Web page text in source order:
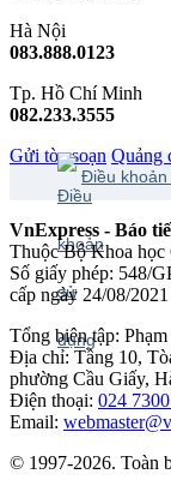
Hà Nội
083.888.0123
Tp. Hồ Chí Minh
082.233.3555
Gửi tòa soạn Quảng
Điều khoản
VnExpress - Báo
Thuộc Bộ Khoa học
Số giấy phép: 548/
cấp ngày 24/08/2021
Tổng biên tập:
Địa chỉ: Tầng 10,
phường Cầu Giấy,
Điện thoại: 024
Email:
© 1997-2026. Toàn